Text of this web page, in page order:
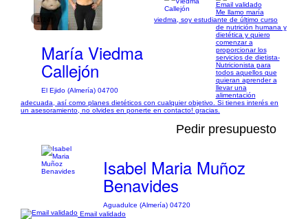
1/14
María Viedma
Callejón
El Ejido (Almería) 04700
Email validado
Me llamo maría
viedma, soy estudiante de último curso
de nutrición humana y
dietética y quiero
comenzar a
proporcionar los
servicios de dietista-
Nutricionista para
todos aquellos que
quieran aprender a
llevar una
alimentación
adecuada, así como planes dietéticos con cualquier objetivo. Si tienes interés en
un asesoramiento, no olvides en ponerte en contacto! gracias.
Pedir presupuesto
Isabel Maria Muñoz
Benavides
Aguadulce (Almería) 04720
Email validado